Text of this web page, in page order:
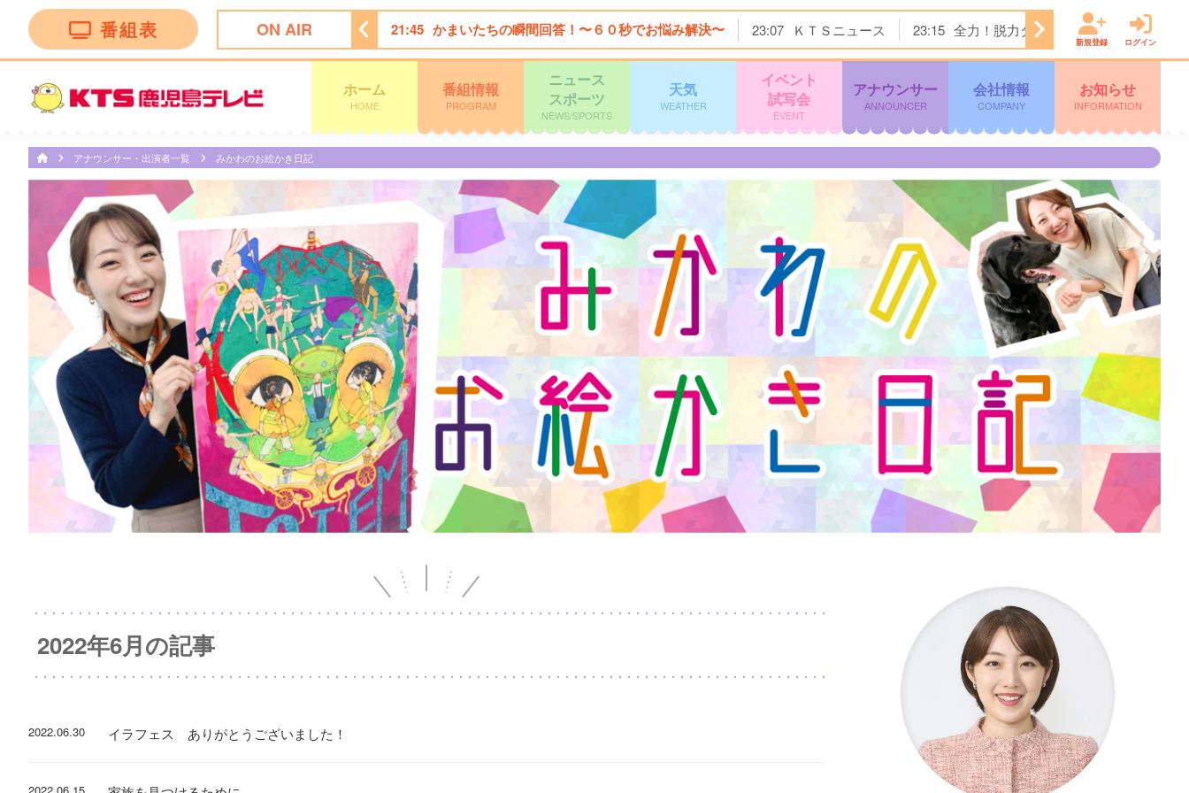
番組表 ON AIR
夜は…焼肉きんぐ＆丸亀製麺！夏の激変グルメ９０分ＳＰ 21:45 かまいたちの瞬間回答！〜６０秒でお悩み解決〜 23:07 ＫＴＳニュース 23:15 全力！脱力タイムズ 23:45 ＜ノイ
新規登録 ログイン
ホーム
HOME
番組情報
PROGRAM
ニュース
スポーツ
NEWS/SPORTS
天気
WEATHER
イベント
試写会
EVENT
アナウンサー
ANNOUNCER
会社情報
COMPANY
お知らせ
INFORMATION
アナウンサー・出演者一覧 みかわのお絵かき日記
2022年6月の記事
2022.06.30 イラフェス ありがとうございました！